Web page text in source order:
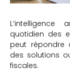
quotidien des
peut répondre
des solutions
fiscales.